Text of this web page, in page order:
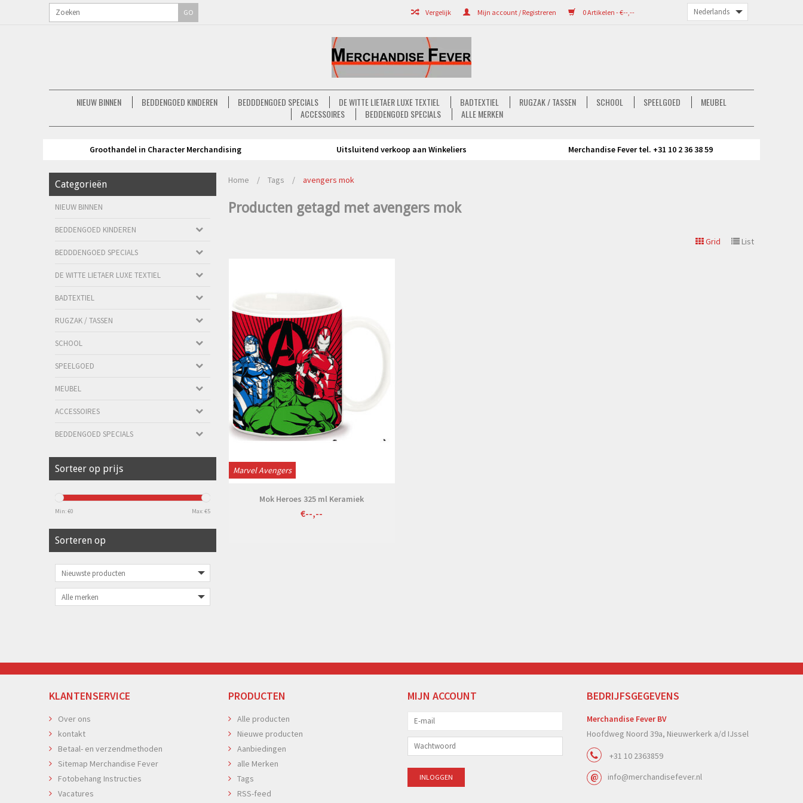
0 Artikelen - €--,--
Mijn account / Registreren
Vergelijk
GO
NIEUW BINNEN BEDDENGOED KINDEREN BEDDDENGOED SPECIALS DE WITTE LIETAER LUXE TEXTIEL BADTEXTIEL RUGZAK / TASSEN SCHOOL SPEELGOED
MEUBEL
ACCESSOIRES
BEDDENGOED SPECIALS ALLE MERKEN
Groothandel in Character Merchandising Uitsluitend verkoop aan Winkeliers Merchandise Fever tel. +31 10 2 36 38 59
Categorieën
NIEUW BINNEN
BEDDENGOED KINDEREN
BEDDDENGOED SPECIALS
DE WITTE LIETAER LUXE TEXTIEL
BADTEXTIEL
RUGZAK / TASSEN
SCHOOL
SPEELGOED
MEUBEL
ACCESSOIRES
BEDDENGOED SPECIALS
Sorteer op prijs
Min: €0 Max: €5
Sorteren op
Home / Tags / avengers mok
Producten getagd met avengers mok
Grid List
Marvel Avengers
Mok Heroes 325 ml Keramiek
€--,--
KLANTENSERVICE
Over ons
kontakt
Betaal- en verzendmethoden
Sitemap Merchandise Fever
Fotobehang Instructies
Vacatures
PRODUCTEN
Alle producten
Nieuwe producten
Aanbiedingen
alle Merken
Tags
RSS-feed
MIJN ACCOUNT BEDRIJFSGEGEVENS
Merchandise Fever BV
Hoofdweg Noord 39a, Nieuwerkerk a/d IJssel
+31 10 2363859
info@merchandisefever.nl